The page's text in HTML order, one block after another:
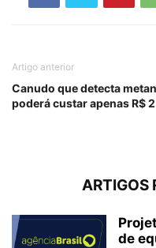
Artigo anterior
Canudo que detecta
poderá custar apenas R$ 2
ARTIGOS
de